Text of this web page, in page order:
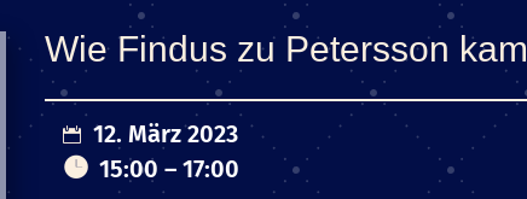
Wie Findus zu Petersson kam
12. März 2023
15:00 – 17:00